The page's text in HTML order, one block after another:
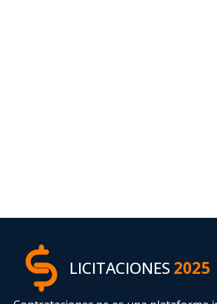
LICITACIONES2025